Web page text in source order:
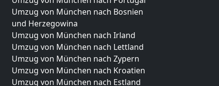
Umzug von München nach Bosnien
und Herzegowina
Umzug von München nach Irland
Umzug von München nach Lettland
Umzug von München nach Zypern
Umzug von München nach Kroatien
Umzug von München nach Estland